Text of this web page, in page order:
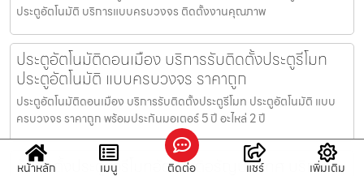
ประตูอัตโนมัติ บริการแบบครบวงจร ติดตั้งงานคุณภาพ
ประตูอัตโนมัติดอนเมือง บริการรับติดตั้งประตูรีโมท
ประตูอัตโนมัติ แบบครบวงจร ราคาถูก
ประตูอัตโนมัติดอนเมือง บริการรับติดตั้งประตูรีโมท ประตูอัตโนมัติ แบบ
ครบวงจร ราคาถูก พร้อมประกันมอเตอร์ 5 ปี อะไหล่ 2 ปี
รับติดตั้งประตูรั้วรีโมทอัตโนมัติอรัญประเทศ บริการ
หน้าหลัก เมนู ติดต่อ แชร์ เพิ่มเติม